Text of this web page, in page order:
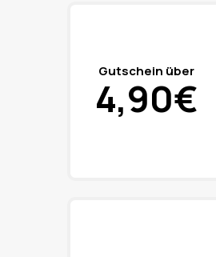
Gutschein über
4,90€